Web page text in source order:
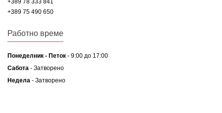
+389 78 333 841
+389 75 490 650
Работно време
Понеделник - Петок - 9:00 до 17:00
Сабота - Затворено
Недела - Затворено